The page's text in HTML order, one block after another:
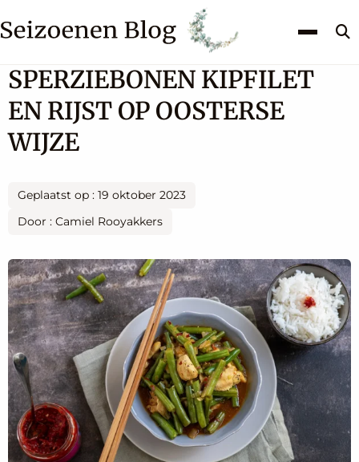
SPERZIEBONEN KIPFILET
EN RIJST OP OOSTERSE
WIJZE
Geplaatst op : 19 oktober 2023
Door : Camiel Rooyakkers